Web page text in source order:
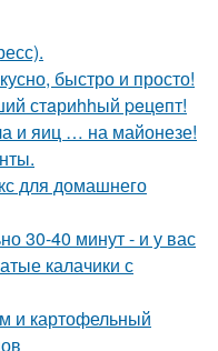
быстро и просто!
стaриhhый peцeпт!
и яиц … на майонезе!
для домашнего
30-40 минут - и у вас
калачики с
и картофельный